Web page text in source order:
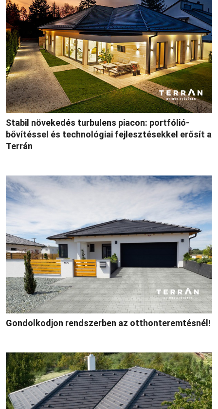
Stabil növekedés turbulens piacon: portfólió-
bővítéssel és technológiai fejlesztésekkel erősít a
Terrán
Gondolkodjon rendszerben az otthonteremtésnél!